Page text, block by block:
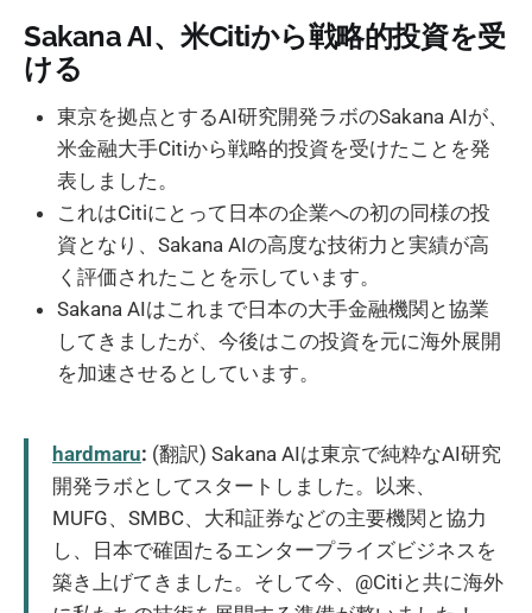
Sakana AI、米Citiから戦略的投資を受
ける
東京を拠点とするAI研究開発ラボのSakana AIが、
米金融大手Citiから戦略的投資を受けたことを発
表しました。
これはCitiにとって日本の企業への初の同様の投
資となり、Sakana AIの高度な技術力と実績が高
く評価されたことを示しています。
Sakana AIはこれまで日本の大手金融機関と協業
してきましたが、今後はこの投資を元に海外展開
を加速させるとしています。
hardmaru: (翻訳) Sakana AIは東京で純粋なAI研究
開発ラボとしてスタートしました。以来、
MUFG、SMBC、大和証券などの主要機関と協力
し、日本で確固たるエンタープライズビジネスを
築き上げてきました。そして今、@Citiと共に海外